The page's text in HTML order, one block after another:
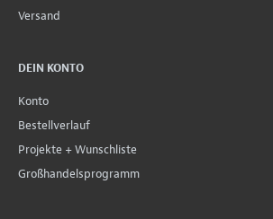
Versand
DEIN KONTO
Konto
Bestellverlauf
Projekte + Wunschliste
Großhandelsprogramm